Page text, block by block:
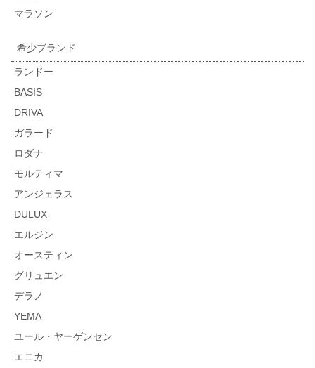
マラソン
希少ブランド
ランドー
BASIS
DRIVA
ガラード
ロダナ
モルティマ
アンジェラス
DULUX
エルジン
オースティン
グリュエン
デラノ
YEMA
ユール・ヤーゲンセン
エニカ